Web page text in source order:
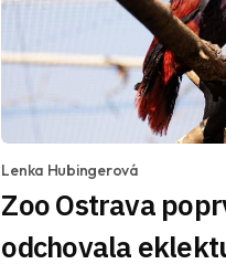
Lenka Hubingerová
Zoo Ostrava
odchovala